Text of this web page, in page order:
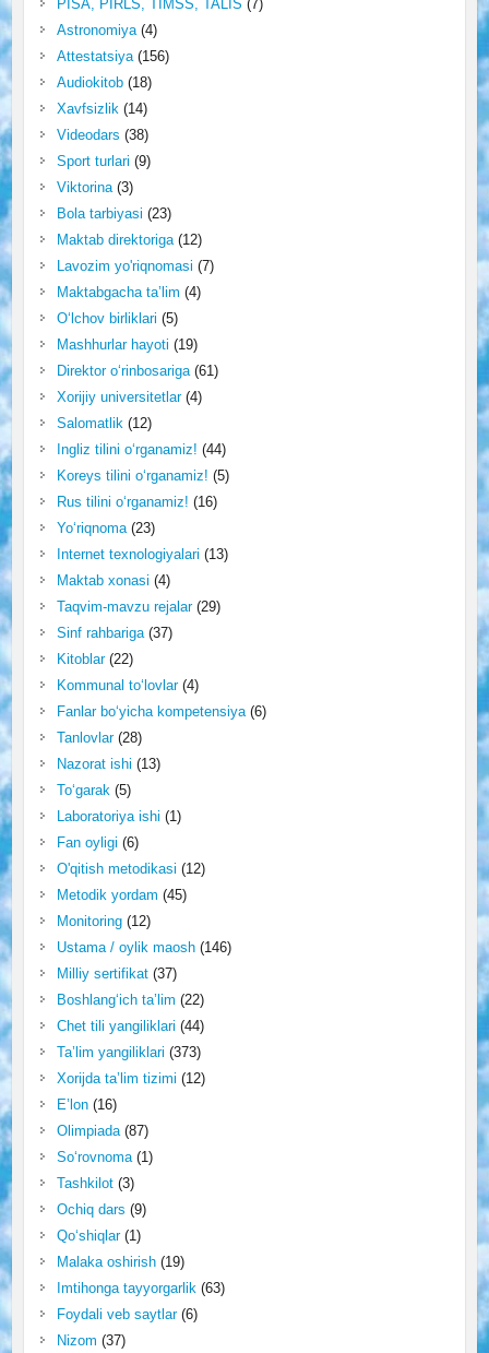
PISA, PIRLS, TIMSS, TALIS (7)
Astronomiya(4)
Attestatsiya(156)
Audiokitob(18)
Xavfsizlik (14)
Videodars (38)
Sport turlari (9)
Viktorina(3)
Bola tarbiyasi (23)
Maktab direktoriga(12)
Lavozim yo'riqnomasi (7)
Maktabgacha ta’lim (4)
O‘lchov birliklari (5)
Mashhurlar hayoti (19)
Direktor o‘rinbosariga(61)
Xorijiy universitetlar(4)
Salomatlik (12)
Ingliz tilini o‘rganamiz! (44)
Koreys tilini o‘rganamiz! (5)
Rus tilini o‘rganamiz! (16)
Yo‘riqnoma(23)
Internet texnologiyalari (13)
Maktab xonasi (4)
Taqvim-mavzu rejalar(29)
Sinf rahbariga(37)
Kitoblar(22)
Kommunal to‘lovlar(4)
Fanlar bo‘yicha kompetensiya(6)
Tanlovlar(28)
Nazorat ishi (13)
To‘garak (5)
Laboratoriya ishi (1)
Fan oyligi (6)
O'qitish metodikasi (12)
Metodik yordam (45)
Monitoring(12)
Ustama / oylik maosh(146)
Milliy sertifikat(37)
Boshlang‘ich ta’lim (22)
Chet tili yangiliklari (44)
Ta’lim yangiliklari (373)
Xorijda ta’lim tizimi (12)
E’lon(16)
Olimpiada(87)
So‘rovnoma(1)
Tashkilot(3)
Ochiq dars (9)
Qo‘shiqlar(1)
Malaka oshirish(19)
Imtihonga tayyorgarlik (63)
Foydali veb saytlar(6)
Nizom (37)